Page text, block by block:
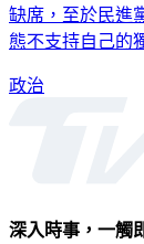
缺席，至於民進
態不支持自己的
政治
深入時事，一觸